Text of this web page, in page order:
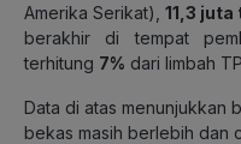
Amerika Serikat), 11,3 juta
berakhir di tempat
terhitung 7% dari limbah
Data di atas menunjukkan
bekas masih berlebih dan